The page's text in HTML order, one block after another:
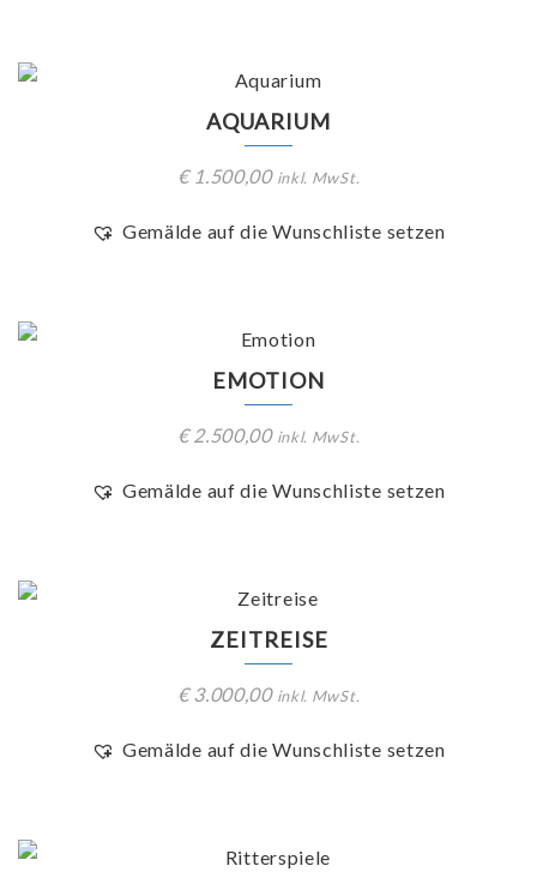
AQUARIUM
€1.500,00 inkl. MwSt.
Gemälde auf die Wunschliste setzen
EMOTION
€2.500,00 inkl. MwSt.
Gemälde auf die Wunschliste setzen
ZEITREISE
€3.000,00 inkl. MwSt.
Gemälde auf die Wunschliste setzen